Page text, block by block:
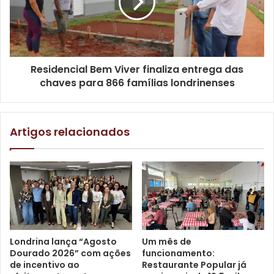
Foto: Vivian Honorato / N.Com
Ao todo, a área de execução alcançada será de cerca de
12.600 m² em pavimento revitalizado, somando todas as
melhorias. Para isso, há a mobilização de uma série de
veículos pesados e maquinários como caminhões
basculantes, escavadeiras, espargidor, rolo liso, rolo de
Residencial Bem Viver finaliza entrega das
chaves para 866 famílias londrinenses
Artigos relacionados
Londrina lança “Agosto
Dourado 2026” com ações
de incentivo ao
Um mês de
funcionamento:
Restaurante Popular já